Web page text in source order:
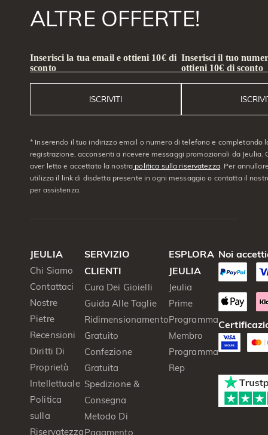
ALTRE OFFERTE!
Inserisci la tua email e ottieni 10€ di
sconto
ISCRIVITI
Inserisci il tuo
ottieni 10€ di sconto
* Inserendo il tuo indirizzo email o numero di telefono e completando
registrazione, acconsenti a ricevere messaggi promozionali da Jeulia.
aver letto e accettato la nostra politica sulla riservatezza. Per
utilizza il link di disdetta presente in ogni messaggio o contatta il
per assistenza.
JEULIA
Chi Siamo
Contattaci
Nostre
Pietre
Recensioni
Diritti Di
Proprietà
Intellettuale
Politica
sulla
Riservatezza
SERVIZIO
CLIENTI
Cura Dei Gioielli
Guida Alle Taglie
Ridimensionamento
Gratuito
Confezione
Gratuita
Spedizione &
Consegna
Metodo Di
Pagamento
ESPLORA
JEULIA
Jeulia
Prime
Programma
Membro
Programma
Rep
Noi